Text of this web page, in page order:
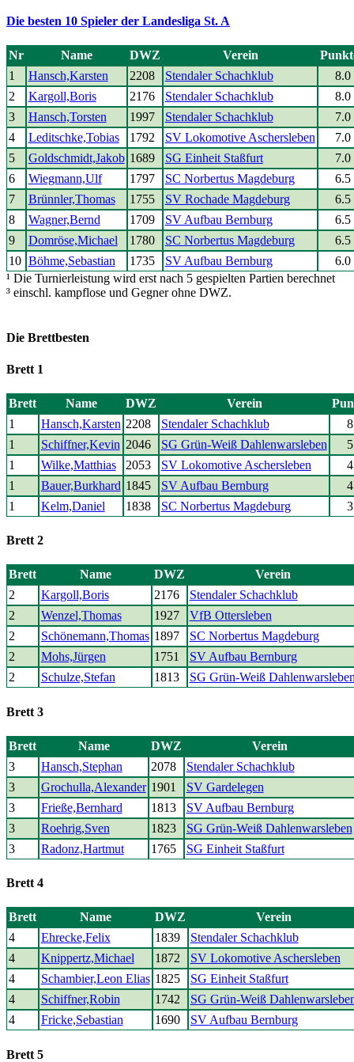
Die besten 10 Spieler der Landesliga St. A
Nr Name DWZ Verein
1
Hansch,Karsten 2208 Stendaler Schachklub
8.0
2
Kargoll,Boris 2176 Stendaler Schachklub
8.0
3
Hansch,Torsten 1997 Stendaler Schachklub
7.0
4
Leditschke,Tobias 1792 SV Lokomotive Aschersleben
7.0
5
Goldschmidt,Jakob 1689 SG Einheit Staßfurt
7.0
6
Wiegmann,Ulf 1797 SC Norbertus Magdeburg
6.5
7
Brünnler,Thomas 1755 SV Rochade Magdeburg
6.5
8
Wagner,Bernd 1709 SV Aufbau Bernburg
6.5
9
Domröse,Michael 1780 SC Norbertus Magdeburg
6.5
10 Böhme,Sebastian 1735 SV Aufbau Bernburg
6.0
¹ Die Turnierleistung wird erst nach 5 gespielten Partien berechnet
³ einschl. kampflose und Gegner ohne DWZ.
Die Brettbesten
Brett 1
Brett Name DWZ Verein
1
Hansch,Karsten 2208 Stendaler Schachklub
1
Schiffner,Kevin 2046 SG Grün-Weiß Dahlenwarsleben
1
Wilke,Matthias 2053 SV Lokomotive Aschersleben
1
Bauer,Burkhard 1845 SV Aufbau Bernburg
1
Kelm,Daniel 1838 SC Norbertus Magdeburg
Brett 2
Brett Name DWZ
Verein
2
Kargoll,Boris 2176
Stendaler Schachklub
2
Wenzel,Thomas 1927
VfB Ottersleben
2
Schönemann,Thomas 1897
SC Norbertus Magdeburg
2
Mohs,Jürgen 1751
SV Aufbau Bernburg
2
Schulze,Stefan 1813 SG Grün-Weiß
Brett 3
Brett Name DWZ
Verein
3
Hansch,Stephan 2078
Stendaler Schachklub
3
Grochulla,Alexander 1901
SV Gardelegen
3
Frieße,Bernhard 1813
SV Aufbau Bernburg
3
Roehrig,Sven 1823
SG Grün-Weiß Dahlenwarsleben
3
Radonz,Hartmut 1765 SG Einheit Staßfurt
Brett 4
Brett Name DWZ
Verein
4
Ehrecke,Felix 1839
Stendaler Schachklub
4
Knippertz,Michael 1872
SV Lokomotive Aschersleben
4
Schambier,Leon Elias 1825
SG Einheit Staßfurt
4
Schiffner,Robin 1742
SG Grün-Weiß
4
Fricke,Sebastian 1690 SV Aufbau Bernburg
Brett 5